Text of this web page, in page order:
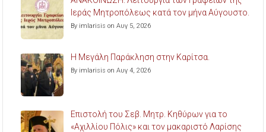
Ιεράς Μητροπόλεως κατά τον μήνα Αύγουστο.
By imlarisis on Αυγ 5, 2026
Η Μεγάλη Παράκληση στην Καρίτσα.
By imlarisis on Αυγ 4, 2026
Επιστολή του Σεβ. Μητρ. Κηθύρων για το
«Αχιλλίου Πόλις» και τον μακαριστό Λαρίσης